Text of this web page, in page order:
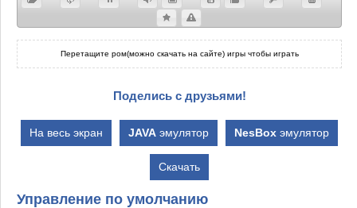
Перетащите ром(можно скачать на сайте) игры чтобы играть
Поделись с друзьями!
На весь экран JAVA эмулятор NesBox эмулятор
Скачать
Управление по умолчанию